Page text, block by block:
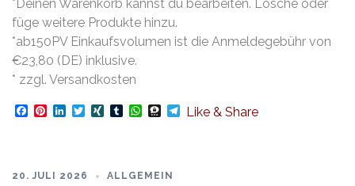
*Deinen Warenkorb kannst du bearbeiten. Lösche oder
füge weitere Produkte hinzu.
*ab150PV Einkaufsvolumen ist die Anmeldegebühr von
€23,80 (DE) inklusive.
* zzgl. Versandkosten
Facebook
Pinterest
LinkedIn
TwitterXINGTumblrWhatsApp
Threema
Telegram
Like & Share
20. JULI 2026 ALLGEMEIN